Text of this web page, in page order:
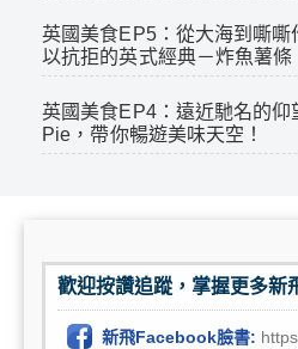
英國美食EP5：從大海到嘶嘶
以抗拒的英式經典－炸魚薯條
英國美食EP4：遠近馳名的仰
Pie，帶你暢遊美味天空！
歡迎按讚追蹤，掌握更多新
新飛Facebook臉書: